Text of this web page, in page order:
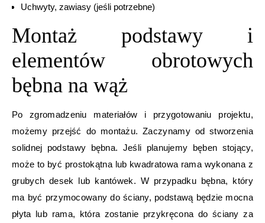
Uchwyty, zawiasy (jeśli potrzebne)
Montaż podstawy i
elementów obrotowych
bębna na wąż
Po zgromadzeniu materiałów i przygotowaniu projektu,
możemy przejść do montażu. Zaczynamy od stworzenia
solidnej podstawy bębna. Jeśli planujemy bęben stojący,
może to być prostokątna lub kwadratowa rama wykonana z
grubych desek lub kantówek. W przypadku bębna, który
ma być przymocowany do ściany, podstawą będzie mocna
płyta lub rama, która zostanie przykręcona do ściany za